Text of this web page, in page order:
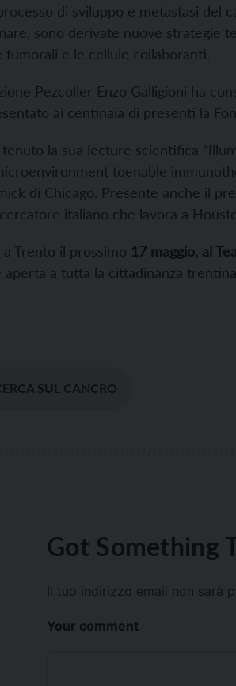
di sviluppo e metastasi del
sono derivate nuove strategie
e le cellule collaboranti.
Pezcoller Enzo Galligioni ha
ai centinaia di presenti la
la sua lecture scientifica
toenable
di Chicago. Presente anche il
italiano che lavora a
Trento il prossimo 17 maggio, al
aperta a tutta la cittadinanza
SUL CANCRO
Got Something
Il tuo indirizzo email non sarà
Your comment